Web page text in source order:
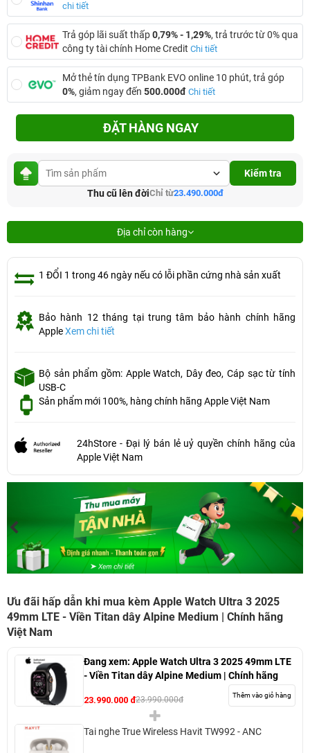
chi tiết
Trả góp lãi suất thấp0,79% - 1,29%, trả trước từ 0% qua
công ty tài chính Home Credit Chi tiết
Mở thẻ tín dụng TPBank EVO online 10 phút, trả góp
0%, giảm ngay đến 500.000đ Chi tiết
ĐẶT HÀNG NGAY
Kiểm tra
Thu cũ lên đờiChỉ từ23.490.000đ
Địa chỉ còn hàng
1 ĐỔI 1 trong 46 ngày nếu có lỗi phần cứng nhà sản xuất
Bảo hành 12 tháng tại trung tâm bảo hành chính hãng
AppleXem chi tiết
Bộ sản phẩm gồm: Apple Watch, Dây đeo, Cáp sạc từ tính
USB-C
Sản phẩm mới 100%, hàng chính hãng Apple Việt Nam
24hStore - Đại lý bán lẻ uỷ quyền chính hãng của
Apple Việt Nam
Ưu đãi hấp dẫn khi mua kèm Apple Watch Ultra 3 2025
49mm LTE - Viền Titan dây Alpine Medium | Chính hãng
Việt Nam
Đang xem: Apple Watch Ultra 3 2025 49mm LTE
- Viền Titan dây Alpine Medium | Chính hãng
23.990.000 đ23.990.000đ Thêm vào giỏ hàng
Tai nghe True Wireless Havit TW992 - ANC